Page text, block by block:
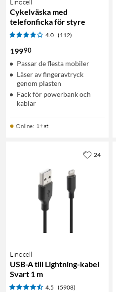
Cykelväska med
telefonficka för styre
4.0 (112)
19990
Passar de flesta mobiler
Läser av fingeravtryck
genom plasten
Fack för powerbank och
kablar
Online: 1+ st
Linocell
USB-A till Lightning-kabel
Svart 1 m
4.5 (5908)
24